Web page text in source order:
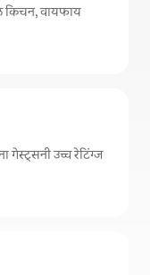
किचन, वायफाय
गेस्ट्सनी उच्च रेटिंग्ज